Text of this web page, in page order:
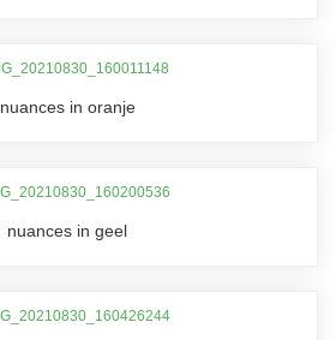
nuances in oranje
nuances in geel